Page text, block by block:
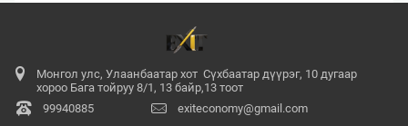
Монгол улс, Улаанбаатар хот Сүхбаатар дүүрэг, 10 дугаар
хороо Бага тойруу 8/1, 13 байр,13 тоот
99940885
exiteconomy@gmail.com